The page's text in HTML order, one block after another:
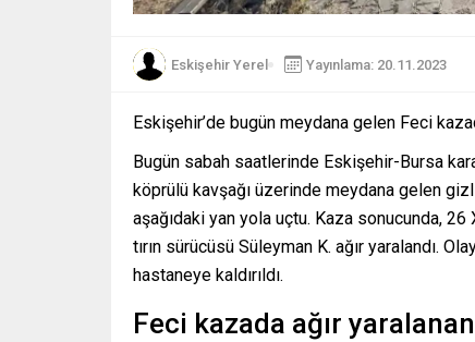
Eskişehir Yerel Yayınlama: 20.11.2023
Eskişehir’de bugün meydana gelen Feci
Bugün sabah saatlerinde Eskişehir-Bursa
köprülü kavşağı üzerinde meydana gelen
aşağıdaki yan yola uçtu. Kaza sonucunda, 26
tırın sürücüsü Süleyman K. ağır yaralandı.
hastaneye kaldırıldı.
Feci kazada ağır